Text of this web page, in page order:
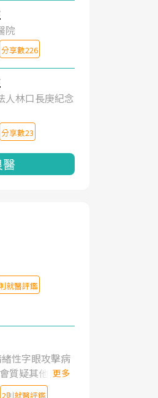
院
分享數226
人林口長庚紀念
分享數23
就醫評鑑
性字眼攻擊病
質疑其他醫生
更多
2則就醫評鑑